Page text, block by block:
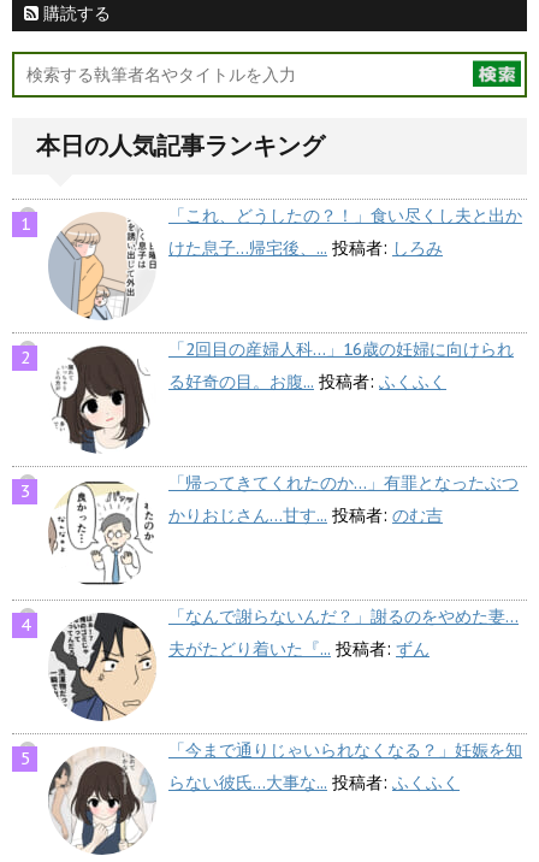
購読する
本日の人気記事ランキング
「これ、どうしたの？！」食い尽くし夫と出か
けた息子…帰宅後、... 投稿者: しろみ
「2回目の産婦人科…」16歳の妊婦に向けられ
る好奇の目。お腹... 投稿者: ふくふく
「帰ってきてくれたのか…」有罪となったぶつ
かりおじさん…甘す... 投稿者: のむ吉
「なんで謝らないんだ？」謝るのをやめた妻…
夫がたどり着いた『... 投稿者: ずん
「今まで通りじゃいられなくなる？」妊娠を知
らない彼氏…大事な... 投稿者: ふくふく